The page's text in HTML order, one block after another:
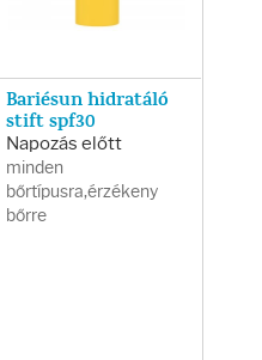
Bariésun hidratáló
stift spf30
Napozás előtt
minden
bőrtípusra,érzékeny
bőrre